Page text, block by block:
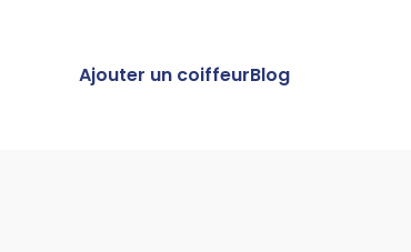
Ajouter un coiffeurBlog